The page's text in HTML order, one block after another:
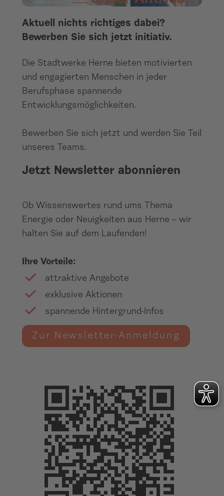
Aktuell nichts richtiges dabei?
Bewerben Sie sich jetzt initiativ.
Die Stadtwerke Herne bieten motivierten
und engagierten Menschen in jeder
Berufsphase spannende
Entwicklungsmöglichkeiten.
Bewerben Sie sich jetzt und werden Sie Teil
unseres Teams.
Jetzt Newsletter abonnieren
Ob Wissenswertes rund ums Thema
Energie oder Neuigkeiten aus Herne – wir
halten Sie auf dem Laufenden!
Ihre Vorteile:
attraktive Angebote
exklusive Aktionen
spannende Hintergrund-Infos
Zur Newsletter-Anmeldung